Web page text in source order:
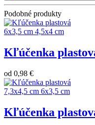
Podobné produkty
6x3,5 cm 4,5x4 cm
Kľúčenka
od 0,98 €
7,3x4,5 cm 6x3,5 cm
Kľúčenka